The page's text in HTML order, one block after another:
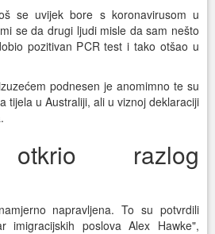
se uvijek bore s koronavirusom u
se da drugi ljudi misle da sam nešto
pozitivan PCR test i tako otšao u
podnesen je anomimno te su
tijela u Australiji, ali u viznoj deklaraciji
razlog
napravljena. To su potvrdili
imigracijskih poslova Alex Hawke",